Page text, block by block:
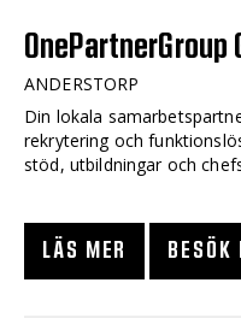
OnePartnerGroup
ANDERSTORP
Din lokala
rekrytering och
stöd, utbildningar och
LÄS MER BESÖK